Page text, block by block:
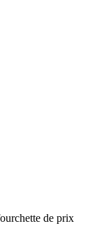
de prix